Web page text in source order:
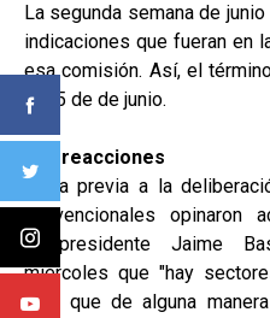
La segunda semana de
indicaciones que fueran en
esa comisión. Así, el
el 25 de de junio.
Las reacciones
En la previa a la
convencionales opinaron
vicepresidente Jaime
miércoles que "hay
país que de alguna